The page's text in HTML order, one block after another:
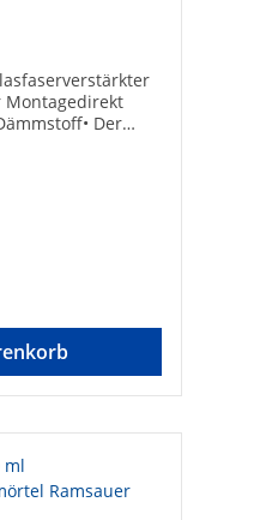
Montagedirekt
Der
Hohe Lasten •
Kleine
aus
Mit
20Typ: 10/120
[mm]: